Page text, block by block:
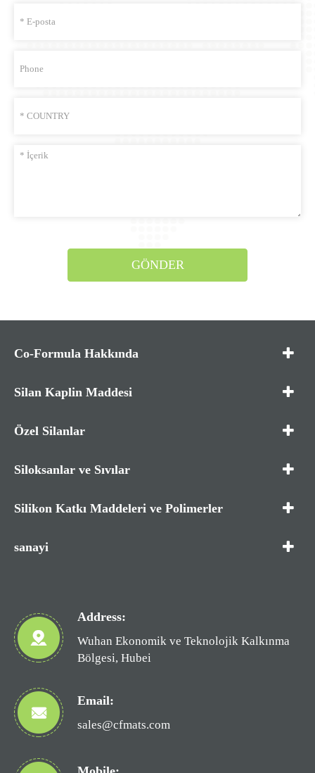
GÖNDER
Co-Formula Hakkında
Silan Kaplin Maddesi
Özel Silanlar
Siloksanlar ve Sıvılar
Silikon Katkı Maddeleri ve Polimerler
sanayi
Address:
Wuhan Ekonomik ve Teknolojik Kalkınma
Bölgesi, Hubei
Email:
sales@cfmats.com